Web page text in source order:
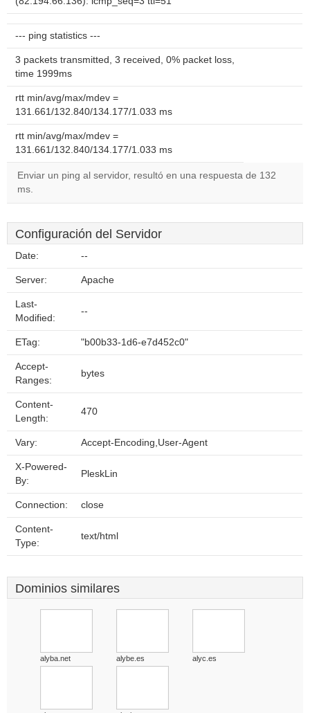
--- ping statistics ---
3 packets transmitted, 3 received, 0% packet loss,
time 1999ms
rtt min/avg/max/mdev =
131.661/132.840/134.177/1.033 ms
rtt min/avg/max/mdev =
131.661/132.840/134.177/1.033 ms
Enviar un ping al servidor, resultó en una respuesta de 132
ms.
Configuración del Servidor
Date: --
Server: Apache
Last-
Modified:
--
ETag: "b00b33-1d6-e7d452c0"
Accept-
Ranges:
bytes
Content-
Length:
470
Vary: Accept-Encoding,User-Agent
X-Powered-
By:
PleskLin
Connection: close
Content-
Type:
text/html
Dominios similares
alyba.net alybe.es alyc.es